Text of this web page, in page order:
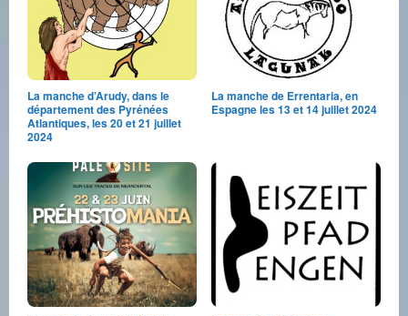
La manche d’Arudy, dans le
département des Pyrénées
Atlantiques, les 20 et 21 juillet
2024
La manche de Errentaria, en
Espagne les 13 et 14 juillet 2024